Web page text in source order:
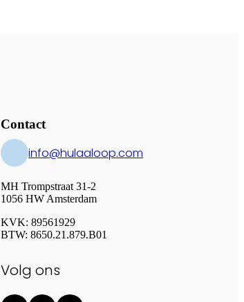
Contact
info@hulaaloop.com
MH Trompstraat 31-2
1056 HW Amsterdam
KVK: 89561929
BTW: 8650.21.879.B01
Volg ons